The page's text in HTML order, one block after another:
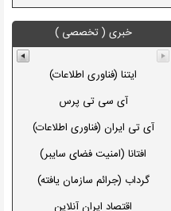
بولتن نيوز
پارسینه
تابناک
تريبون
تيترآنلاين
تعامل نيوز
تعادل نيوز
جهان
خبری ( تخصصی )
ايتنا (فناوری اطلاعات)
آی سی تی پرس
آی تی ايران (فناوری اطلاعات)
افتانا (امنيت فضای سايبر)
گرداب (جرائم سازمان يافته)
اقتصاد ايران آنلاين